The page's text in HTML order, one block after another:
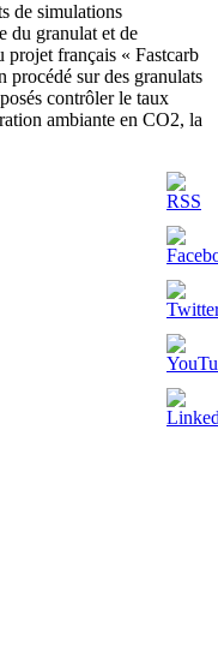
de simulations
du granulat et de
projet français « Fastcarb
procédé sur des granulats
contrôler le taux
ambiante en CO2, la